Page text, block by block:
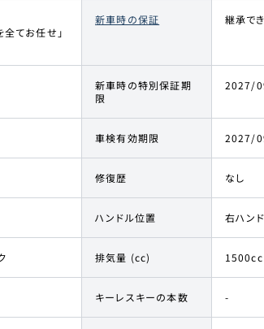
てお任せ」
新車時の保証 継承でき
新車時の特別保証期
限
2027/
車検有効期限 2027/
修復歴 なし
ハンドル位置 右ハン
排気量 (cc) 1500cc
キーレスキーの本数 -